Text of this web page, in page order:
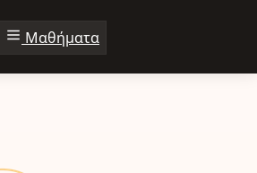
Μαθήματα